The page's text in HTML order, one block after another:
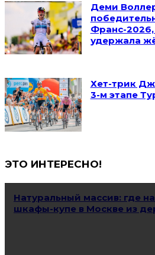
Деми
Франс-
удержала
Хет-трик
3-м этапе
ЭТО ИНТЕРЕСНО!
Натуральный массив: где
шкафы-купе в Москве из